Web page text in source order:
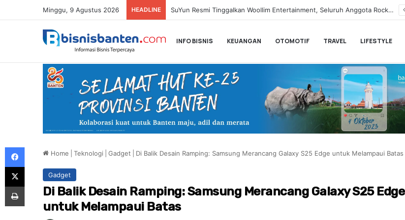
Minggu, 9 Agustus 2026 HEADLINE Paula Verhoeven Tegaskan Syuting Bukan Kewajiban Anak
INFO BISNIS KEUANGAN OTOMOTIF TRAVEL LIFESTYLE
Home Teknologi Gadget Di Balik Desain Ramping: Samsung Merancang Galaxy S25 Edge untuk Melampaui Batas
Gadget
Di Balik Desain Ramping: Samsung Merancang Galaxy S25 Edge
untuk Melampaui Batas